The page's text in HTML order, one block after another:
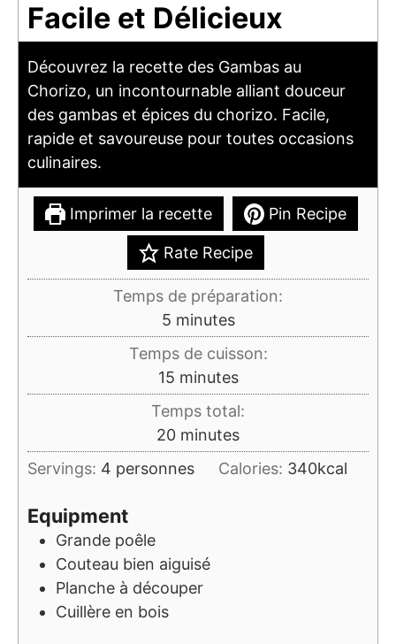
Facile et Délicieux
Découvrez la recette des Gambas au
Chorizo, un incontournable alliant douceur
des gambas et épices du chorizo. Facile,
rapide et savoureuse pour toutes occasions
culinaires.
Imprimer la recette Pin Recipe
Rate Recipe
Temps de préparation:
5minutes
minutes
Temps de cuisson:
15minutes
minutes
Temps total:
20minutes
minutes
Servings: 4 personnes Calories: 340kcal
Equipment
Grande poêle
Couteau bien aiguisé
Planche à découper
Cuillère en bois